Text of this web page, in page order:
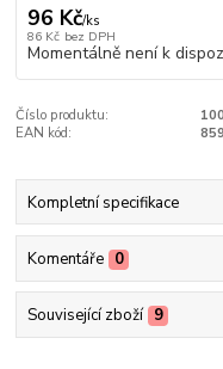
96 Kč/ks
86 Kč bez DPH
Momentálně není k
Číslo produktu:
EAN kód:
Kompletní specifikace
Komentáře 0
Související zboží 9